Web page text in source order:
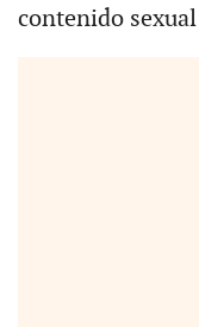
contenido